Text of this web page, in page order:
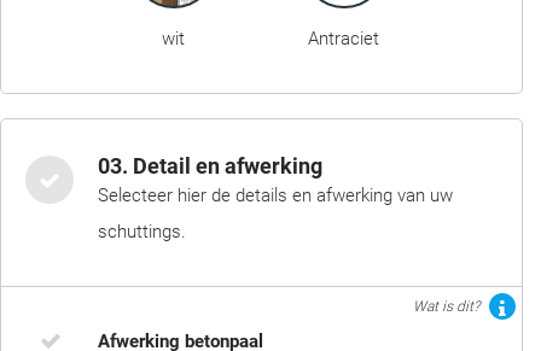
wit Antraciet
03. Detail en afwerking
Selecteer hier de details en afwerking van uw
schuttings.
Wat is dit?
Afwerking betonpaal